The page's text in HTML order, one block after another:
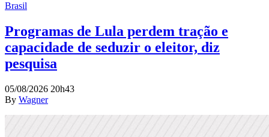
Brasil
Programas de Lula perdem tração e
capacidade de seduzir o eleitor, diz
pesquisa
05/08/2026 20h43
By Wagner